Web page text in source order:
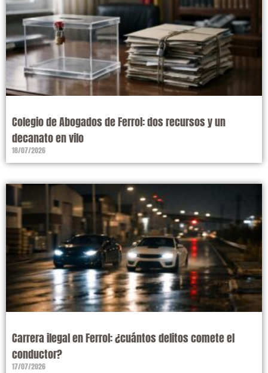
Colegio de Abogados de Ferrol: dos recursos y un
decanato en vilo
18/07/2026
Carrera ilegal en Ferrol: ¿cuántos delitos comete el
conductor?
17/07/2026